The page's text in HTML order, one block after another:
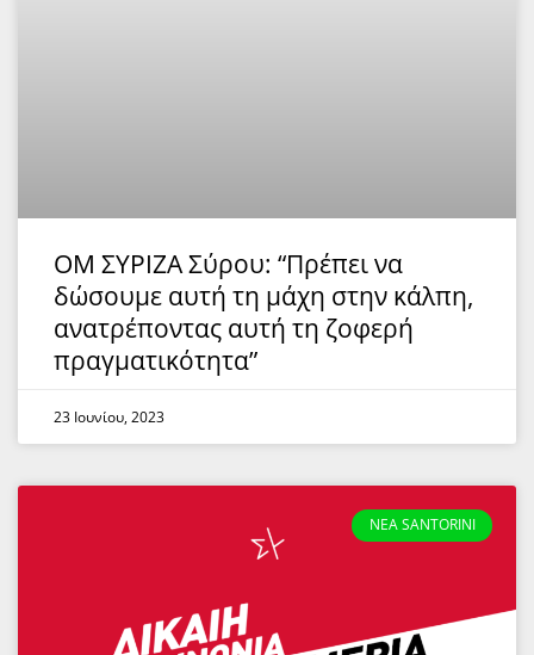
ΟΜ ΣΥΡΙΖΑ Σύρου: “Πρέπει να
δώσουμε αυτή τη μάχη στην κάλπη,
ανατρέποντας αυτή τη ζοφερή
πραγματικότητα”
23 Ιουνίου, 2023
NEA SANTORINI